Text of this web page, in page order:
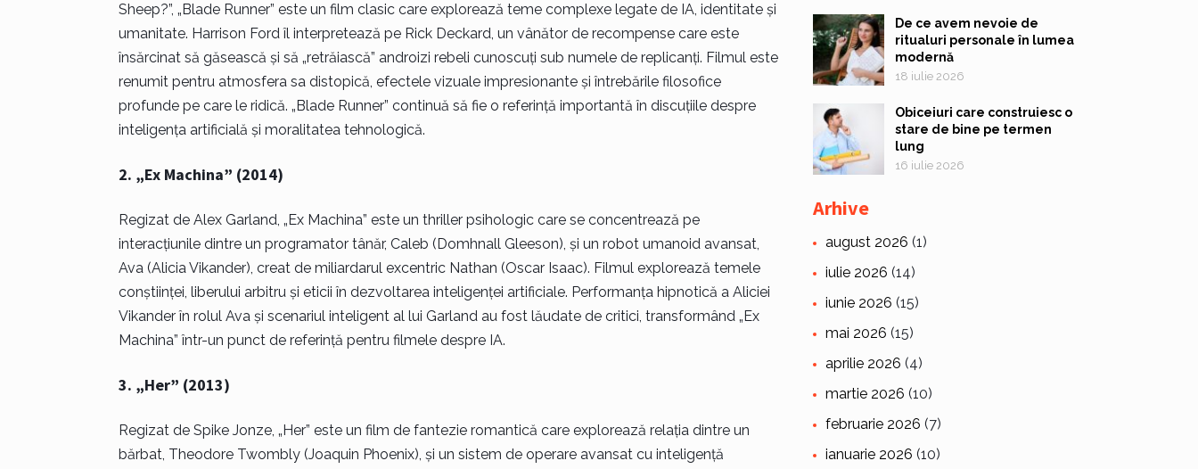
Sheep?”, „Blade Runner” este un film clasic care explorează teme complexe legate de IA, identitate și
umanitate. Harrison Ford îl interpretează pe Rick Deckard, un vânător de recompense care este
însărcinat să găsească și să „retrăiască” androizi rebeli cunoscuți sub numele de replicanți. Filmul este
renumit pentru atmosfera sa distopică, efectele vizuale impresionante și întrebările filosofice
profunde pe care le ridică. „Blade Runner” continuă să fie o referință importantă în discuțiile despre
inteligența artificială și moralitatea tehnologică.
2. „Ex Machina” (2014)
Regizat de Alex Garland, „Ex Machina” este un thriller psihologic care se concentrează pe
interacțiunile dintre un programator tânăr, Caleb (Domhnall Gleeson), și un robot umanoid avansat,
Ava (Alicia Vikander), creat de miliardarul excentric Nathan (Oscar Isaac). Filmul explorează temele
conștiinței, liberului arbitru și eticii în dezvoltarea inteligenței artificiale. Performanța hipnotică a Aliciei
Vikander în rolul Ava și scenariul inteligent al lui Garland au fost lăudate de critici, transformând „Ex
Machina” într-un punct de referință pentru filmele despre IA.
3. „Her” (2013)
Regizat de Spike Jonze, „Her” este un film de fantezie romantică care explorează relația dintre un
bărbat, Theodore Twombly (Joaquin Phoenix), și un sistem de operare avansat cu inteligență
De ce avem nevoie de
ritualuri personale în lumea
modernă
18 iulie 2026
Obiceiuri care construiesc o
stare de bine pe termen
lung
16 iulie 2026
Arhive
august 2026 (1)
iulie 2026 (14)
iunie 2026 (15)
mai 2026 (15)
aprilie 2026 (4)
martie 2026 (10)
februarie 2026 (7)
ianuarie 2026 (10)